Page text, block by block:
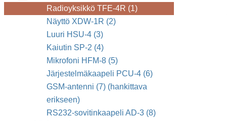
Radioyksikkö TFE-4R (1)
Näyttö XDW-1R (2)
Luuri HSU-4 (3)
Kaiutin SP-2 (4)
Mikrofoni HFM-8 (5)
Järjestelmäkaapeli PCU-4 (6)
GSM-antenni (7) (hankittava
erikseen)
RS232-sovitinkaapeli AD-3 (8)